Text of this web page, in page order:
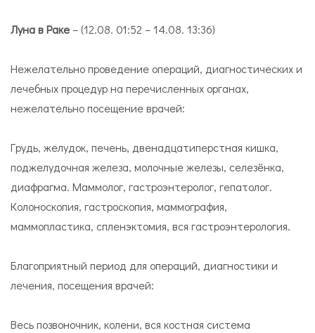
Луна в Раке – (12.08. 01:52 – 14.08. 13:36)
Нежелательно проведение операций, диагностических и
лечебных процедур на перечисленных органах,
нежелательно посещение врачей:
Грудь, желудок, печень, двенадцатиперстная кишка,
поджелудочная железа, молочные железы, селезёнка,
диафрагма. Маммолог, гастроэнтеролог, гепатолог.
Колоноскопия, гастроскопия, маммография,
маммопластика, спленэктомия, вся гастроэнтерология.
Благоприятный период для операций, диагностики и
лечения, посещения врачей:
Весь позвоночник, колени, вся костная система